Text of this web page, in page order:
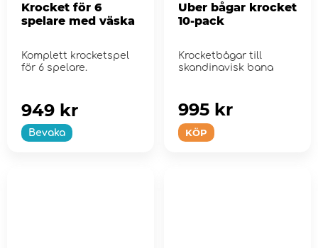
Krocket för 6
spelare med väska
Komplett krocketspel
för 6 spelare.
Bevaka
949 kr
Uber bågar krocket
10-pack
Krocketbågar till
skandinavisk bana
KÖP
995 kr